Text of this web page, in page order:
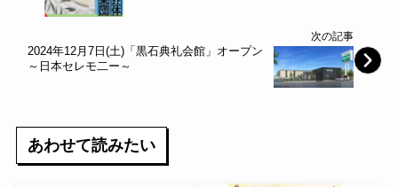
次の記事
2024年12月7日(土)「黒石典礼会館」オープン
～日本セレモ二ー～
あわせて読みたい